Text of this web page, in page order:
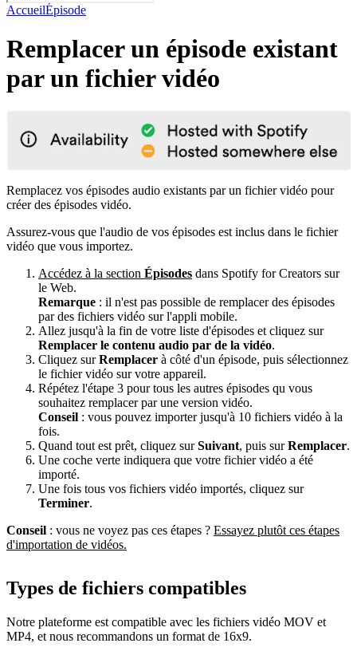
AccueilÉpisode
Remplacer un épisode existant
par un fichier vidéo
Remplacez vos épisodes audio existants par un fichier vidéo pour
créer des épisodes vidéo.
Assurez-vous que l'audio de vos épisodes est inclus dans le fichier
vidéo que vous importez.
Accédez à la section Épisodes dans Spotify for Creators sur
le Web.
Remarque : il n'est pas possible de remplacer des épisodes
par des fichiers vidéo sur l'appli mobile.
Allez jusqu'à la fin de votre liste d'épisodes et cliquez sur
Remplacer le contenu audio par de la vidéo.
Cliquez surRemplacer à côté d'un épisode, puis sélectionnez
le fichier vidéo sur votre appareil.
Répétez l'étape 3 pour tous les autres épisodes qu vous
souhaitez remplacer par une version vidéo.
Conseil : vous pouvez importer jusqu'à 10 fichiers vidéo à la
fois.
Quand tout est prêt, cliquez surSuivant, puis surRemplacer.
Une coche verte indiquera que votre fichier vidéo a été
importé.
Une fois tous vos fichiers vidéo importés, cliquez sur
Terminer.
Conseil : vous ne voyez pas ces étapes ? Essayez plutôt ces étapes
d'importation de vidéos.
Types de fichiers compatibles
Notre plateforme est compatible avec les fichiers vidéo MOV et
MP4, et nous recommandons un format de 16x9.